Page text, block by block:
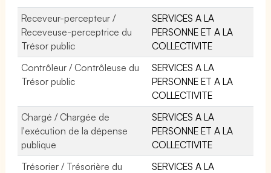
Receveur-percepteur /
Receveuse-perceptrice du
Trésor public
SERVICES A LA
PERSONNE ET A LA
COLLECTIVITE
Contrôleur / Contrôleuse du
Trésor public
SERVICES A LA
PERSONNE ET A LA
COLLECTIVITE
Chargé / Chargée de
l'exécution de la dépense
publique
SERVICES A LA
PERSONNE ET A LA
COLLECTIVITE
Trésorier / Trésorière du
SERVICES A LA